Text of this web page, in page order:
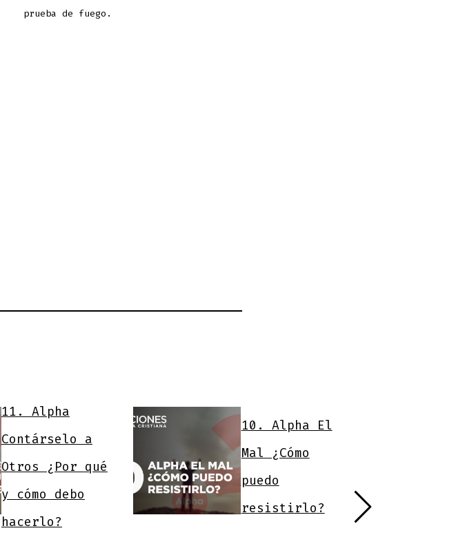
prueba de fuego.
11. Alpha
Contárselo a
Otros ¿Por qué
y cómo debo
hacerlo?
10. Alpha El
Mal ¿Cómo
puedo
resistirlo?